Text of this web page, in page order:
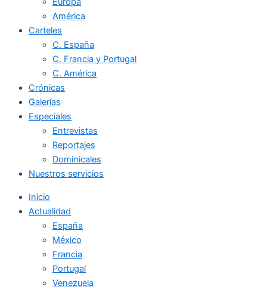
América
Carteles
C. España
C. Francia y Portugal
C. América
Crónicas
Galerías
Especiales
Entrevistas
Reportajes
Dominicales
Nuestros servicios
Inicio
Actualidad
España
México
Francia
Portugal
Venezuela